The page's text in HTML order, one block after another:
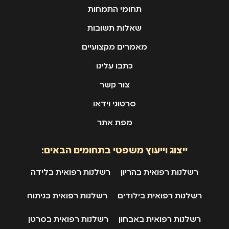
תחומי התמחות
שאלות תשובות
מאמרים מקצועיים
כתבו עלינו
צור קשר
סרטוני וידאו
מפת אתר
ייצוג וייעוץ משפטי בתחומים הבאים:
רשלנות רפואית בהריון רשלנות רפואית בלידה
רשלנות רפואית בילודים רשלנות רפואית בניתוח
רשלנות רפואית באבחון רשלנות רפואית בסרטן